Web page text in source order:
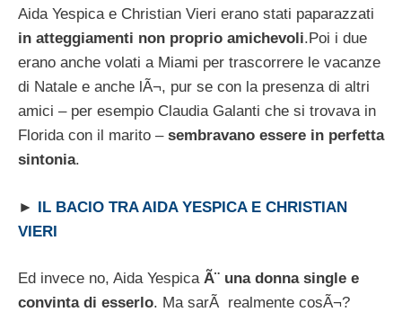
Aida Yespica e Christian Vieri erano stati paparazzati
in atteggiamenti non proprio amichevoli.Poi i due
erano anche volati a Miami per trascorrere le vacanze
di Natale e anche lÃ¬, pur se con la presenza di altri
amici – per esempio Claudia Galanti che si trovava in
Florida con il marito –sembravano essere in perfetta
sintonia.
► IL BACIO TRA AIDA YESPICA E CHRISTIAN
VIERI
Ed invece no, Aida Yespica Ã¨ una donna single e
convinta di esserlo. Ma sarÃ realmente cosÃ¬?